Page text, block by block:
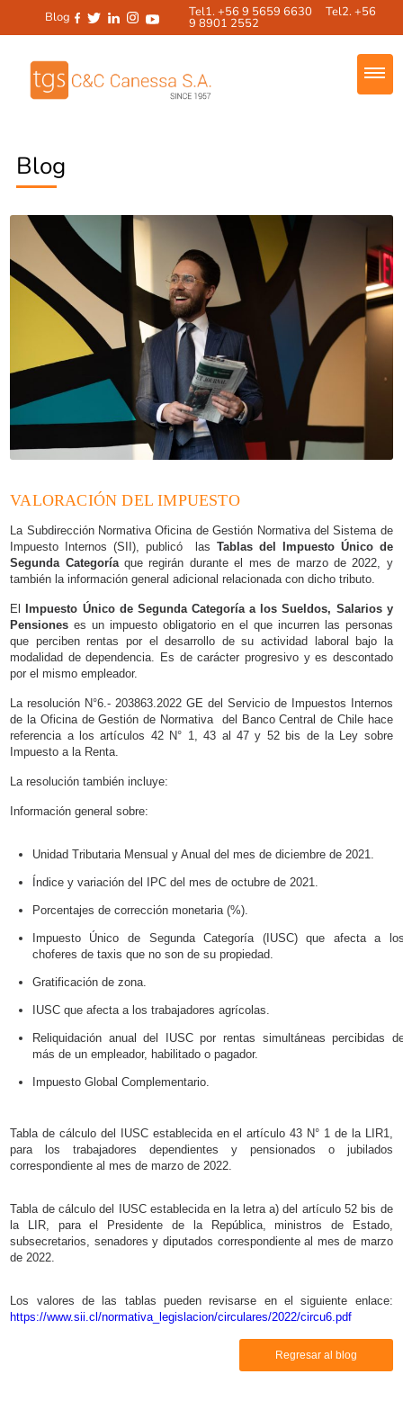
Blog Tel1. +56 9 5659 6630 Tel2. +56
9 8901 2552
Blog
VALORACIÓN DEL IMPUESTO
La Subdirección Normativa Oficina de Gestión Normativa del Sistema de
Impuesto Internos (SII), publicó las Tablas del Impuesto Único de
Segunda Categoríaque regirán durante el mes de marzo de 2022, y
también la información general adicional relacionada con dicho tributo.
El
Impuesto Único de Segunda Categoría a los Sueldos, Salarios y
Pensiones es un impuesto obligatorio en el que incurren las personas
que perciben rentas por el desarrollo de su actividad laboral bajo la
modalidad de dependencia. Es de carácter progresivo y es descontado
por el mismo empleador.
La resolución N°6.- 203863.2022 GE del Servicio de Impuestos Internos
de la Oficina de Gestión de Normativa del Banco Central de Chile hace
referencia a los artículos 42 N° 1, 43 al 47 y 52 bis de la Ley sobre
Impuesto a la Renta.
La resolución también incluye:
Información general sobre:
Unidad Tributaria Mensual y Anual del mes de diciembre de 2021.
Índice y variación del IPC del mes de octubre de 2021.
Porcentajes de corrección monetaria (%).
Impuesto Único de Segunda Categoría (IUSC) que afecta a
choferes de taxis que no son de su propiedad.
Gratificación de zona.
IUSC que afecta a los trabajadores agrícolas.
Reliquidación anual del IUSC por rentas simultáneas percibidas
más de un empleador, habilitado o pagador.
Impuesto Global Complementario.
Tabla de cálculo del IUSC establecida en el artículo 43 N° 1 de la LIR1,
para los trabajadores dependientes y pensionados o jubilados
correspondiente al mes de marzo de 2022.
Tabla de cálculo del IUSC establecida en la letra a) del artículo 52 bis de
la LIR, para el Presidente de la República, ministros de Estado,
subsecretarios, senadores y diputados correspondiente al mes de marzo
de 2022.
Los valores de las tablas pueden revisarse en el siguiente enlace:
https://www.sii.cl/normativa_legislacion/circulares/2022/circu6.pdf
Regresar al blog